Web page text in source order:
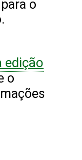
o
edição
o